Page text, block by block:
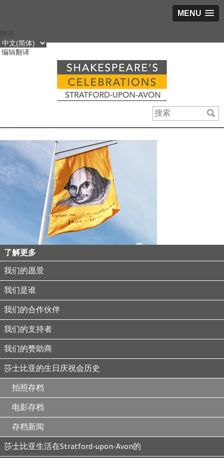
MENU
到
内
编辑翻译
了解更多
我们的愿景
我们是谁
我们的合作伙伴
我们的支持者
我们的赞助商
莎士比亚的生日庆祝会历史
拍照存档
电影存档
存档新闻
莎士比亚生活在Stratford-upon-Avon的